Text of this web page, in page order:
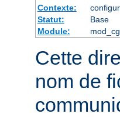
Contexte:
Statut:
Base
Module:
Cette
nom de